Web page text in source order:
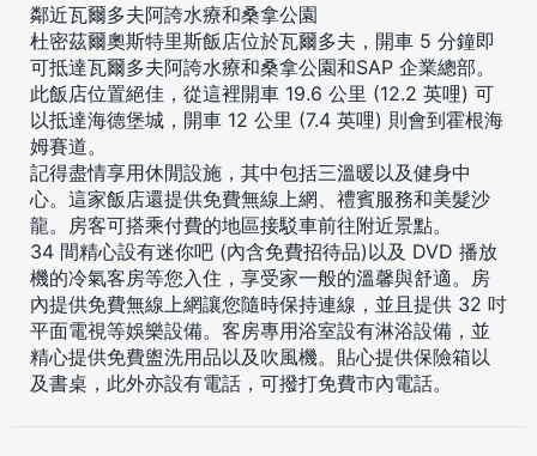
鄰近瓦爾多夫阿誇水療和桑拿公園
杜密茲爾奧斯特里斯飯店位於瓦爾多夫，開車 5 分鐘即
可抵達瓦爾多夫阿誇水療和桑拿公園和SAP 企業總部。
此飯店位置絕佳，從這裡開車 19.6 公里 (12.2 英哩) 可
以抵達海德堡城，開車 12 公里 (7.4 英哩) 則會到霍根海
姆賽道。
記得盡情享用休閒設施，其中包括三溫暖以及健身中
心。這家飯店還提供免費無線上網、禮賓服務和美髮沙
龍。房客可搭乘付費的地區接駁車前往附近景點。
34 間精心設有迷你吧 (內含免費招待品)以及 DVD 播放
機的冷氣客房等您入住，享受家一般的溫馨與舒適。房
內提供免費無線上網讓您隨時保持連線，並且提供 32 吋
平面電視等娛樂設備。客房專用浴室設有淋浴設備，並
精心提供免費盥洗用品以及吹風機。貼心提供保險箱以
及書桌，此外亦設有電話，可撥打免費市內電話。